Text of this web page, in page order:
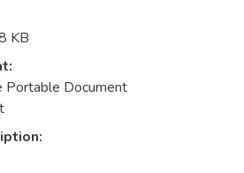
KB
Portable Document